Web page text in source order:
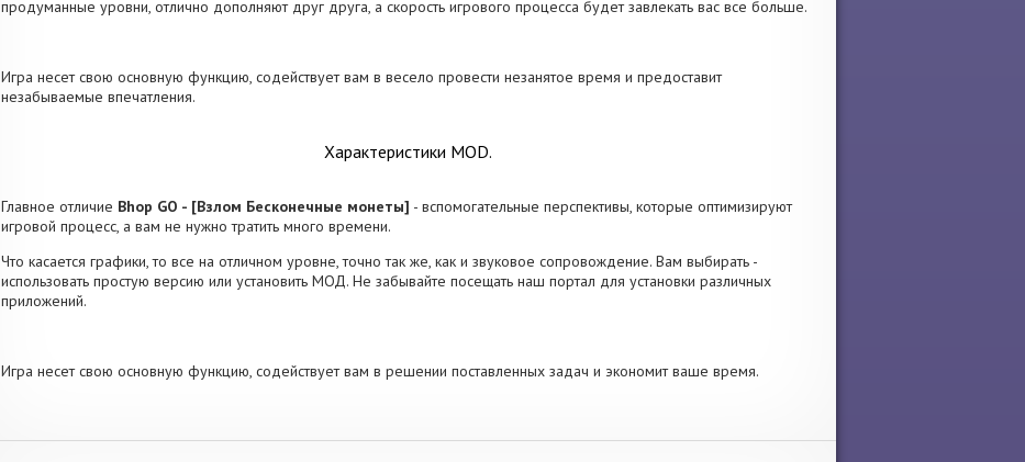
продуманные уровни, отлично дополняют друг друга, а скорость игрового процесса будет завлекать вас все больше.
Игра несет свою основную функцию, содействует вам в весело провести незанятое время и предоставит
незабываемые впечатления.
Характеристики MOD.
Главное отличие Bhop GO - [Взлом Бесконечные монеты] - вспомогательные перспективы, которые оптимизируют
игровой процесс, а вам не нужно тратить много времени.
Что касается графики, то все на отличном уровне, точно так же, как и звуковое сопровождение. Вам выбирать -
использовать простую версию или установить МОД. Не забывайте посещать наш портал для установки различных
приложений.
Игра несет свою основную функцию, содействует вам в решении поставленных задач и экономит ваше время.